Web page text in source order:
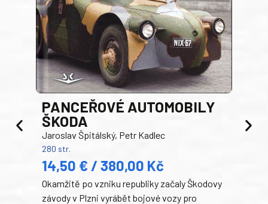
PANCEŘOVÉ AUTOMOBILY
ŠKODA
Jaroslav Špitálský, Petr Kadlec
280 str.
14,50 € / 380,00 Kč
Okamžitě po vzniku republiky začaly Škodovy
závody v Plzni vyrábět bojové vozy pro